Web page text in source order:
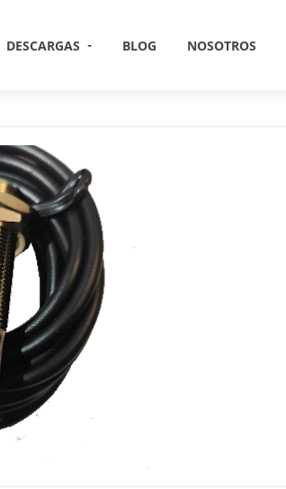
DESCARGAS BLOG NOSOTROS